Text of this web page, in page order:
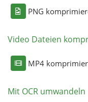
PNG
Video Dateien
MP4
Mit OCR umwandeln